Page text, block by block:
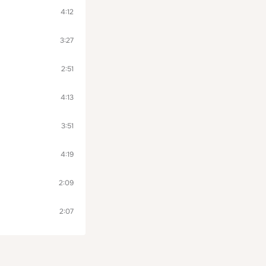
4:12
3:27
2:51
4:13
3:51
4:19
2:09
2:07